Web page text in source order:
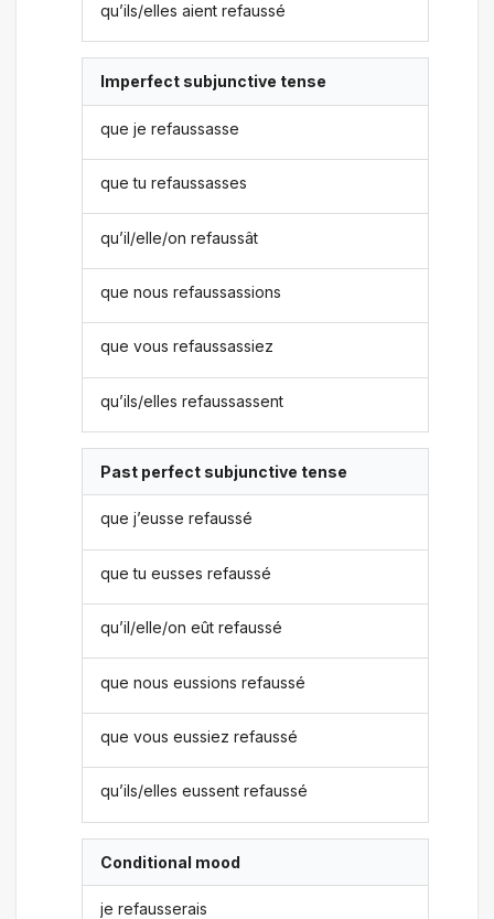
qu’ils/elles aient refaussé
Imperfect subjunctive tense
que je refaussasse
que tu refaussasses
qu’il/elle/on refaussât
que nous refaussassions
que vous refaussassiez
qu’ils/elles refaussassent
Past perfect subjunctive tense
que j’eusse refaussé
que tu eusses refaussé
qu’il/elle/on eût refaussé
que nous eussions refaussé
que vous eussiez refaussé
qu’ils/elles eussent refaussé
Conditional mood
je refausserais